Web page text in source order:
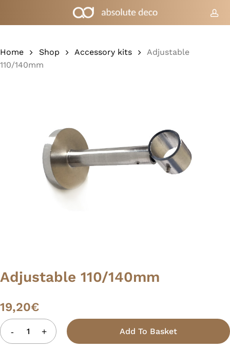
Cart Close
Home Shop Accessory kits
Adjustable
110/140mm
Adjustable 110/140mm
19,20€
Add To Basket